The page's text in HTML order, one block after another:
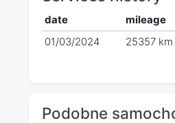
date mileage
01/03/2024
25357 km
Podobne